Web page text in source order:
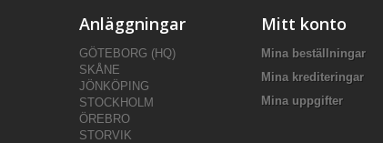
Anläggningar
GÖTEBORG (HQ)
SKÅNE
JÖNKÖPING
STOCKHOLM
ÖREBRO
STORVIK
Mitt konto
Mina beställningar
Mina krediteringar
Mina uppgifter